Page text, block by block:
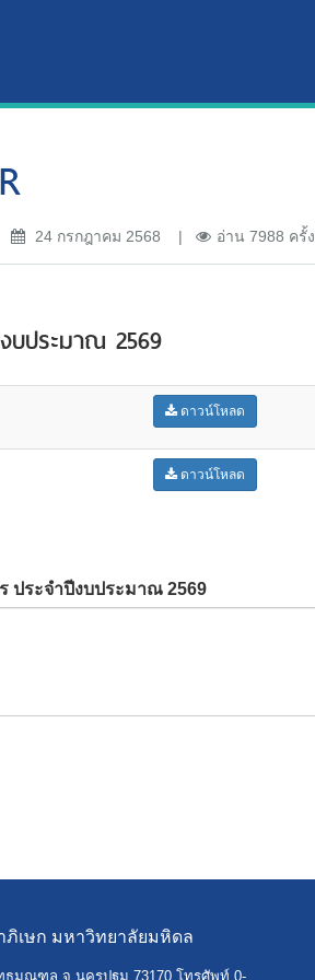
24 กรกฎาคม 2568 อ่าน 7988 ครั้ง
บประมาณ 2569
ดาวน์โหลด
ดาวน์โหลด
ประจำปีงบประมาณ 2569
เษก มหาวิทยาลัยมหิดล
มณฑล จ.นครปฐม 73170 โทรศัพท์ 0-